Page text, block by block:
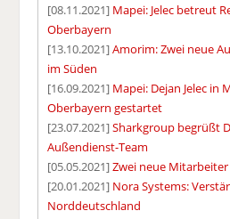
[08.11.2021] Mapei: Jelec betreut
Oberbayern
[13.10.2021]Amorim: Zwei neue
im Süden
[16.09.2021] Mapei: Dejan Jelec in
Oberbayern gestartet
[23.07.2021]Sharkgroup begrüßt
Außendienst-Team
[05.05.2021]Zwei neue
[20.01.2021] Nora Systems:
Norddeutschland